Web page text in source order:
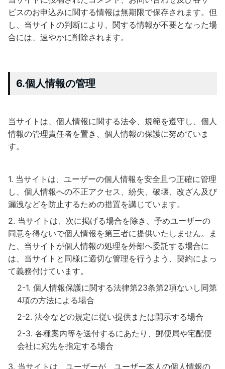
ビスのお申込みに関する情報は無期限で保存されます。但
し、当サイトの判断により、関する情報が不要となった場
合には、速やかに削除されます。
6.個人情報の管理
当サイトは、個人情報に関する法令、規範を遵守し、個人
情報の管理責任者を置き、個人情報の保護に努めていま
す。
当サイトは、ユーザーの個人情報を安全且つ正確に管理
し、個人情報への不正アクセス、紛失、破壊、改ざん及び
漏洩などを防止するための措置を講じています。
当サイトは、次に掲げる場合を除き、予めユーザーの
同意を得ないで個人情報を第三者に提供いたしません。ま
た、当サイトが個人情報の処理を外部へ委託する場合に
は、当サイトと同様に適切な管理を行うよう、契約によっ
て義務付けています。
個人情報保護に関する法律第23条第2項ないし同第
4項の方法による場合
法令などの規定に従い提供または開示する場合
各種案内等を送付するにあたり、郵便局や宅配便
会社に宛先を指定する場合
当サイトは、ユーザーが、ユーザー本人の個人情報の